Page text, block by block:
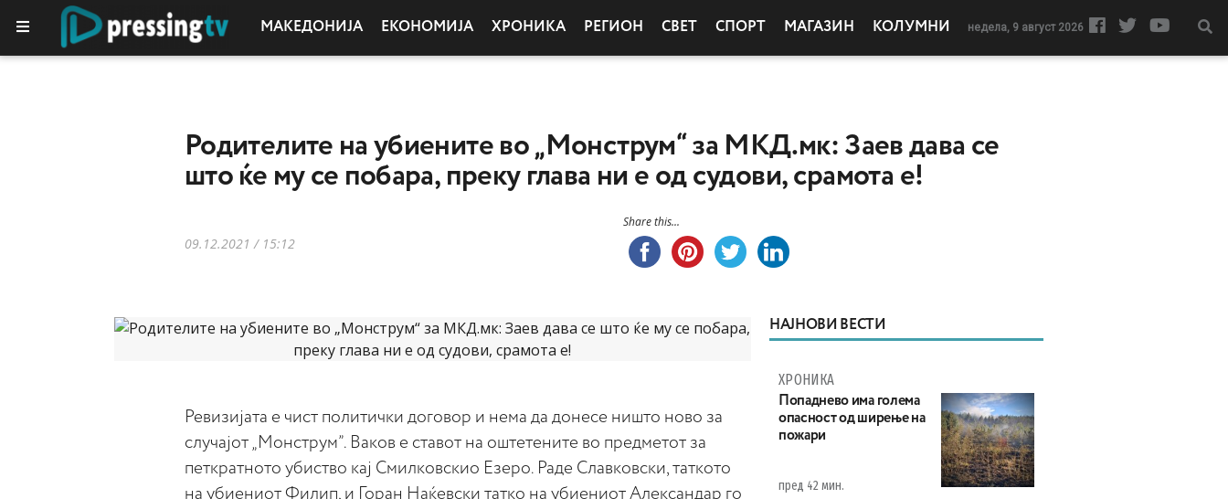
МАКЕДОНИЈА ЕКОНОМИЈА ХРОНИКА РЕГИОН СВЕТ СПОРТ МАГАЗИН КОЛУМНИ недела, 9 август 2026
Родителите на убиените во „Монструм“ за МКД.мк: Заев дава се
што ќе му се побара, преку глава ни е од судови, срамота е!
09.12.2021 / 15:12
Share this...
Ревизијата е чист политички договор и нема да донесе ништо ново за
случајот „Монструм”. Ваков е ставот на оштетените во предметот за
петкратното убиство кај Смилковскио Езеро. Раде Славковски, таткото
на убиениот Филип, и Горан Наќевски татко на убиениот Александар го
НАЈНОВИ ВЕСТИ
ХРОНИКА
Попаднево има голема
опасност од ширење на
пожари
пред 42 мин.